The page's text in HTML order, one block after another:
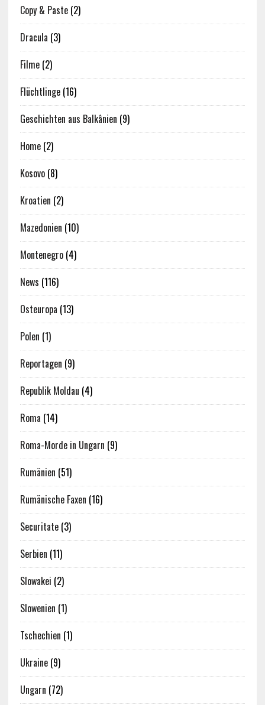
Copy & Paste(2)
Dracula (3)
Filme(2)
Flüchtlinge(16)
Geschichten aus Balkânien (9)
Home(2)
Kosovo(8)
Kroatien (2)
Mazedonien (10)
Montenegro(4)
News (116)
Osteuropa (13)
Polen (1)
Reportagen (9)
Republik Moldau (4)
Roma (14)
Roma-Morde in Ungarn (9)
Rumänien (51)
Rumänische Faxen (16)
Securitate(3)
Serbien (11)
Slowakei (2)
Slowenien (1)
Tschechien (1)
Ukraine(9)
Ungarn (72)